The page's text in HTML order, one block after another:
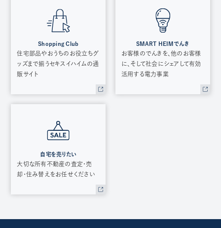
Shopping Club
住宅部品やおうちのお役立ちグ
ッズまで揃うセキスイハイムの通
販サイト
SMART HEIMでんき
お客様のでんきを、他のお客様
に、そして社会にシェアして有効
活用する電力事業
自宅を売りたい
大切な所有不動産の査定・売
却・住み替えをお任せください